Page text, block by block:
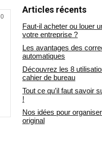
0
Articles récents
Faut-il acheter ou louer
votre entreprise ?
Les avantages des
automatiques
Découvrez les 8
cahier de bureau
Tout ce qu’il faut savoir
!
Nos idées pour
original